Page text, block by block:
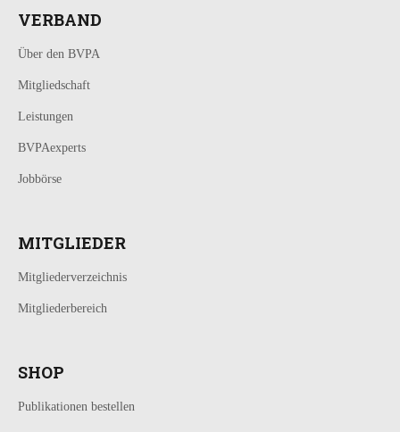
VERBAND
Über den BVPA
Mitgliedschaft
Leistungen
BVPAexperts
Jobbörse
MITGLIEDER
Mitgliederverzeichnis
Mitgliederbereich
SHOP
Publikationen bestellen